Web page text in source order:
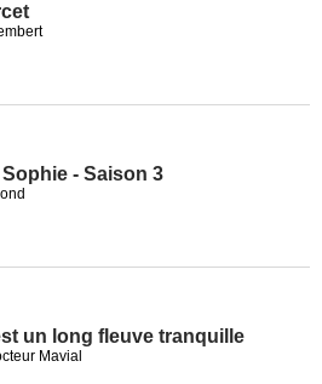
Sophie - Saison 3
un long fleuve tranquille
Mavial